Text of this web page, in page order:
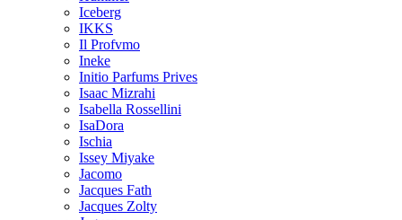
Iceberg
IKKS
Il Profvmo
Ineke
Initio Parfums Prives
Isaac Mizrahi
Isabella Rossellini
IsaDora
Ischia
Issey Miyake
Jacomo
Jacques Fath
Jacques Zolty